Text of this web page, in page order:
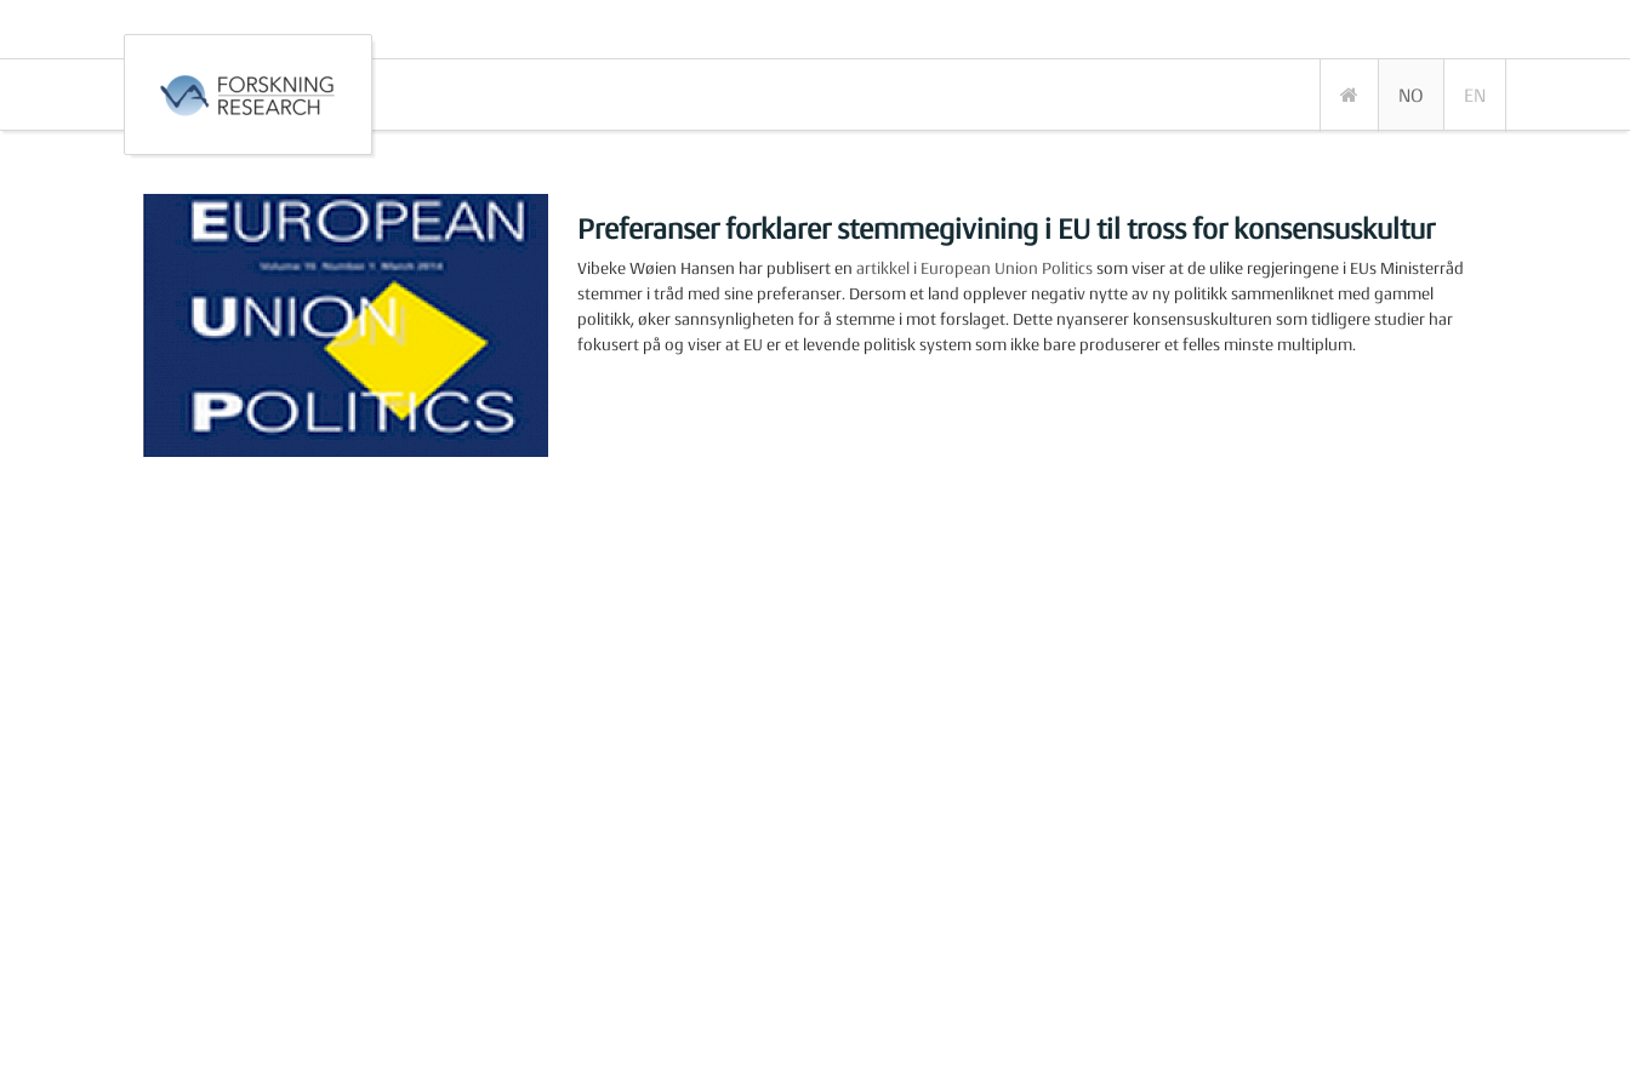
NO EN
Preferanser forklarer stemmegivining i EU til tross for konsensuskultur
Vibeke Wøien Hansen har publisert en artikkel i European Union Politics som viser at de ulike regjeringene i EUs Ministerråd
stemmer i tråd med sine preferanser. Dersom et land opplever negativ nytte av ny politikk sammenliknet med gammel
politikk, øker sannsynligheten for å stemme i mot forslaget. Dette nyanserer konsensuskulturen som tidligere studier har
fokusert på og viser at EU er et levende politisk system som ikke bare produserer et felles minste multiplum.